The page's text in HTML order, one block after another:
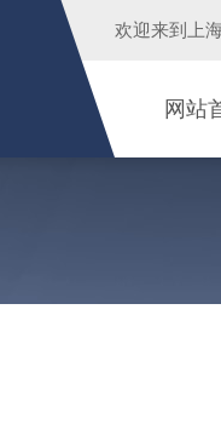
欢迎来到 上
网站